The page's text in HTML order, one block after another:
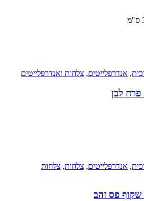
,צלחות ואנדרפלייטים
,צלחות ,צלחות
פס זהב